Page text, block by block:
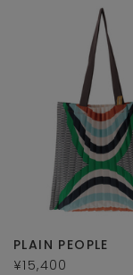
PLAIN PEOPLE
¥15,400